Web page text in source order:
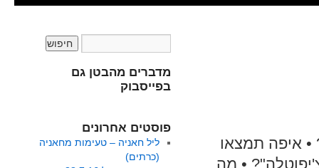
• איפה תמצאו
• מה
מדברים מהבטן גם
בפייסבוק
פוסטים אחרונים
ליל חאניה – טעימות מחאניה
(כרתים)